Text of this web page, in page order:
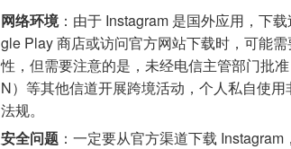
网络环境：由于 Instagram 是国外应用，下
gle Play 商店或访问官方网站下载时，可能
性，但需要注意的是，未经电信主管部门批
N）等其他信道开展跨境活动，个人私自使
法规。
安全问题 ：一定要从官方渠道下载